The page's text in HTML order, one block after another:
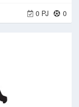
0
0 PJ